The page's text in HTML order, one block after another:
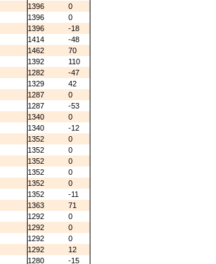
1396
0
1396
0
1396
-18
1414
-48
1462
70
1392
110
1282
-47
1329
42
1287
0
1287
-53
1340
0
1340
-12
1352
0
1352
0
1352
0
1352
0
1352
0
1352
-11
1363
71
1292
0
1292
0
1292
0
1292
12
1280
-15